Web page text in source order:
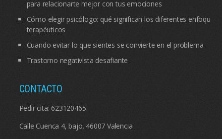
para relacionarte mejor con tus emociones
Cómo elegir psicólogo: qué significan los diferentes enfoques
terapéuticos
Cuando evitar lo que sientes se convierte en el problema
Trastorno negativista desafiante
CONTACTO
Pedir cita: 623120465
Calle Cuenca 4, bajo. 46007 Valencia